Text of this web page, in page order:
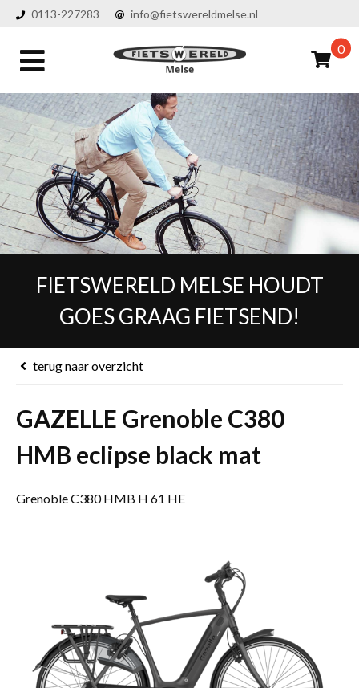
0113-227283 info@fietswereldmelse.nl
0
FIETSWERELD MELSE HOUDT
GOES GRAAG FIETSEND!
terug naaroverzicht
GAZELLE Grenoble C380
HMB eclipse black mat
Grenoble C380 HMB H 61 HE